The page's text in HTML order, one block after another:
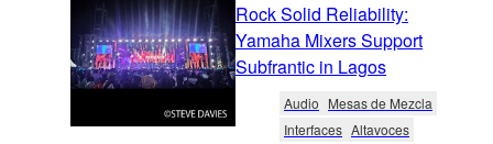
Rock Solid Reliability:
Yamaha Mixers Support
Subfrantic in Lagos
Audio Mesas de Mezcla
Interfaces Altavoces